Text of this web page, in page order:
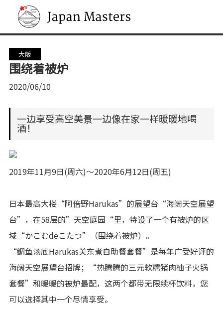
Japan Masters
大阪
围绕着被炉
2020/06/10
一边享受高空美景一边像在家一样暖暖地喝
酒！
2019年11月9日(周六)～2020年6月12日(周五)
日本最高大楼“阿倍野Harukas”的展望台“海阔天空展望
台”，在58层的”天空庭园“里，特设了一个有被炉的区
域“かこむdeこたつ”（围绕着被炉）。
“鲷鱼汤底Harukas关东煮自助餐套餐”是每年广受好评的
海阔天空展望台招牌；“热腾腾的三元软糯猪肉柚子火锅
套餐”和暖暖的被炉最配，这两个都带无限续杯饮料，您
可以选择其中一个尽情享受。